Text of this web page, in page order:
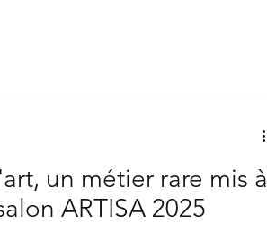
un métier rare mis à
ARTISA 2025